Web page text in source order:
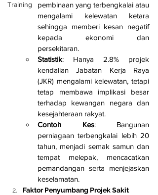
Training
pembinaan yang terbengkalai atau
mengalami kelewatan ketara
sehingga memberi kesan negatif
kepada ekonomi dan
persekitaran.
Statistik: Hanya 2.8% projek
kendalian Jabatan Kerja Raya
(JKR) mengalami kelewatan, tetapi
tetap membawa implikasi besar
terhadap kewangan negara dan
kesejahteraan rakyat.
Contoh Kes: Bangunan
perniagaan terbengkalai lebih 20
tahun, menjadi semak samun dan
tempat melepak, mencacatkan
pemandangan serta menjejaskan
keselamatan.
Faktor Penyumbang Projek Sakit